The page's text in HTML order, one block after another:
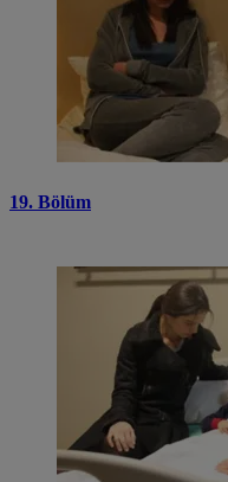
19. Bölüm